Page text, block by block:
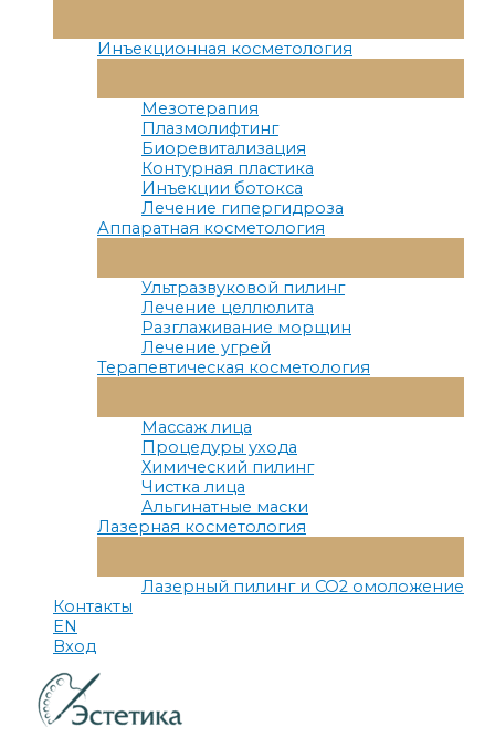
Меню
Инъекционная косметология
Меню
Мезотерапия
Плазмолифтинг
Биоревитализация
Контурная пластика
Инъекции ботокса
Лечение гипергидроза
Аппаратная косметология
Меню
Ультразвуковой пилинг
Лечение целлюлита
Разглаживание морщин
Лечение угрей
Терапевтическая косметология
Меню
Массаж лица
Процедуры ухода
Химический пилинг
Чистка лица
Альгинатные маски
Лазерная косметология
Меню
Лазерный пилинг и СО2 омоложение
Контакты
EN
Вход